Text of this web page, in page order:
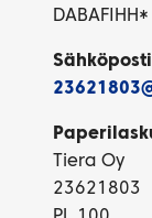
DABAFIHH*
Sähköposti
Tiera Oy
23621803